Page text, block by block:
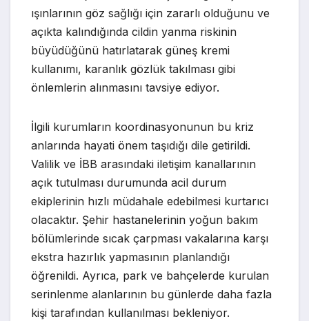
ışınlarının göz sağlığı için zararlı olduğunu ve
açıkta kalındığında cildin yanma riskinin
büyüdüğünü hatırlatarak güneş kremi
kullanımı, karanlık gözlük takılması gibi
önlemlerin alınmasını tavsiye ediyor.
İlgili kurumların koordinasyonunun bu kriz
anlarında hayati önem taşıdığı dile getirildi.
Valilik ve İBB arasındaki iletişim kanallarının
açık tutulması durumunda acil durum
ekiplerinin hızlı müdahale edebilmesi kurtarıcı
olacaktır. Şehir hastanelerinin yoğun bakım
bölümlerinde sıcak çarpması vakalarına karşı
ekstra hazırlık yapmasının planlandığı
öğrenildi. Ayrıca, park ve bahçelerde kurulan
serinlenme alanlarının bu günlerde daha fazla
kişi tarafından kullanılması bekleniyor.